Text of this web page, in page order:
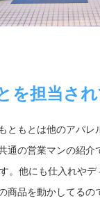
を担当さ
ともとは他のアパ
通の営業マンの紹
。他にも仕入れや
商品を動かしてる